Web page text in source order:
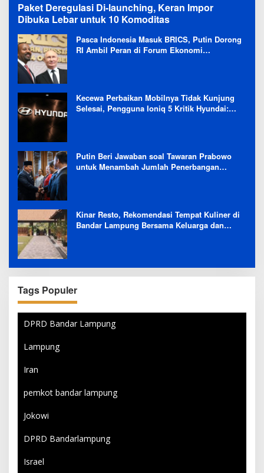
Paket Deregulasi Di-launching, Keran Impor
Dibuka Lebar untuk 10 Komoditas
Pasca Indonesia Masuk BRICS, Putin Dorong
RI Ambil Peran di Forum Ekonomi
Kecewa Perbaikan Mobilnya Tidak Kunjung
Selesai, Pengguna Ioniq 5 Kritik Hyundai:
Putin Beri Jawaban soal Tawaran Prabowo
untuk Menambah Jumlah Penerbangan
Kinar Resto, Rekomendasi Tempat Kuliner di
Bandar Lampung Bersama Keluarga dan
Tags Populer
DPRD Bandar Lampung
Lampung
Iran
pemkot bandar lampung
Jokowi
DPRD Bandarlampung
Israel